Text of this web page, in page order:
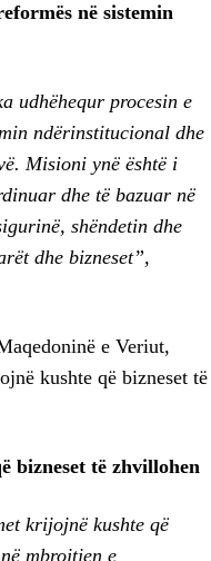
në sistemin
udhëhequr procesin e
ndërinstitucional dhe
Misioni ynë është i
dhe të bazuar në
shëndetin dhe
dhe bizneset”,
e Veriut,
kushte që bizneset të
bizneset të zhvillohen
krijojnë kushte që
mbrojtjen e